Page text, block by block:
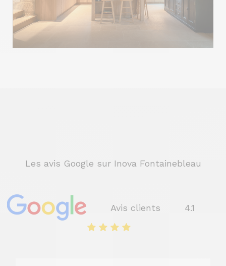
Les avis Google sur Inova Fontainebleau
Avis clients 4.1